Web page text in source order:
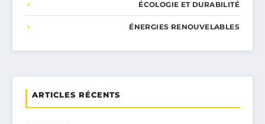
ÉCOLOGIE ET DURABILITÉ
ÉNERGIES RENOUVELABLES
ARTICLES RÉCENTS